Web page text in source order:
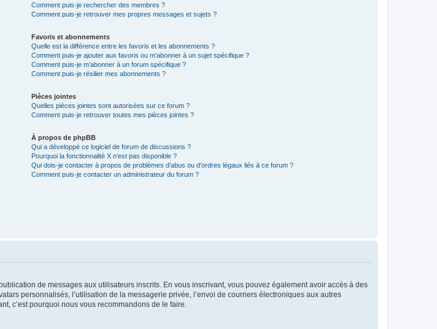
Comment puis-je rechercher des membres ?
Comment puis-je retrouver mes propres messages et sujets ?
Favoris et abonnements
Quelle est la différence entre les favoris et les abonnements ?
Comment puis-je ajouter aux favoris ou m’abonner à un sujet spécifique ?
Comment puis-je m’abonner à un forum spécifique ?
Comment puis-je résilier mes abonnements ?
Pièces jointes
Quelles pièces jointes sont autorisées sur ce forum ?
Comment puis-je retrouver toutes mes pièces jointes ?
À propos de phpBB
Qui a développé ce logiciel de forum de discussions ?
Pourquoi la fonctionnalité X n’est pas disponible ?
Qui dois-je contacter à propos de problèmes d’abus ou d’ordres légaux liés à ce forum ?
Comment puis-je contacter un administrateur du forum ?
de messages aux utilisateurs inscrits. En vous inscrivant, vous pouvez également avoir accès à des
personnalisés, l’utilisation de la messagerie privée, l’envoi de courriers électroniques aux autres
c’est pourquoi nous vous recommandons de le faire.